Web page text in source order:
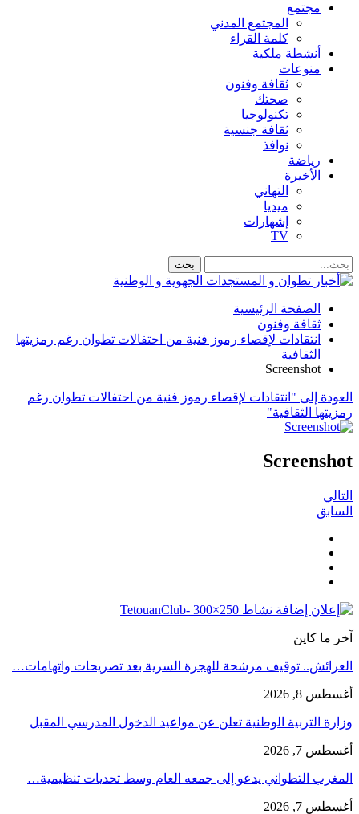
مجتمع
المجتمع المدني
كلمة القراء
أنشطة ملكية
منوعات
ثقافة وفنون
صحتك
تكنولوجيا
ثقافة جنسية
نوافذ
رياضة
الأخيرة
التهاني
ميديا
إشهارات
TV
الصفحة الرئيسية
ثقافة وفنون
انتقادات لإقصاء رموز فنية من احتفالات تطوان رغم رمزيتها
الثقافية
Screenshot
العودة إلى "انتقادات لإقصاء رموز فنية من احتفالات تطوان رغم
رمزيتها الثقافية"
Screenshot
التالي
السابق
آخر ما كاين
العرائش.. توقيف مرشحة للهجرة السرية بعد تصريحات واتهامات…
أغسطس 8, 2026
وزارة التربية الوطنية تعلن عن مواعيد الدخول المدرسي المقبل
أغسطس 7, 2026
المغرب التطواني يدعو إلى جمعه العام وسط تحديات تنظيمية…
أغسطس 7, 2026